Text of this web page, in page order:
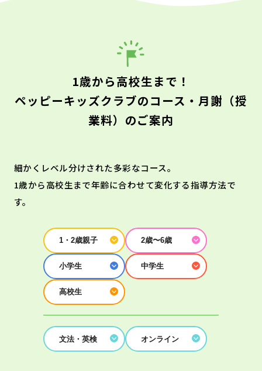
1歳から高校生まで！
ペッピーキッズクラブのコース・月謝（授
業料）のご案内
細かくレベル分けされた多彩なコース。
1歳から高校生まで年齢に合わせて変化する指導方法で
す。
1・2歳親子 2歳〜6歳
小学生 中学生
高校生
文法・英検 オンライン